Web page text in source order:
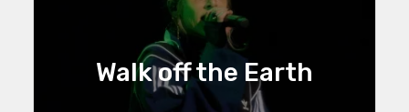
Walk off the Earth